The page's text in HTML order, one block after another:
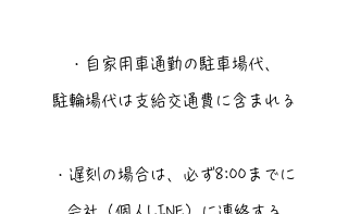
・自家用車通勤の駐車場代、
駐輪場代は支給交通費に含まれる
・遅刻の場合は、必ず8:00までに